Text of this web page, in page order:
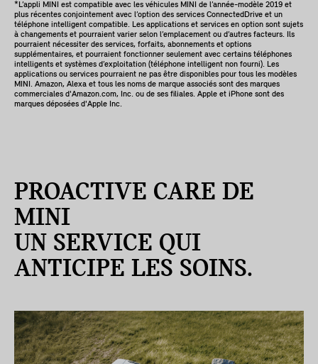
*L’appli MINI est compatible avec les véhicules MINI de l’année-modèle 2019 et
plus récentes conjointement avec l’option des services ConnectedDrive et un
téléphone intelligent compatible. Les applications et services en option sont sujets
à changements et pourraient varier selon l’emplacement ou d’autres facteurs. Ils
pourraient nécessiter des services, forfaits, abonnements et options
supplémentaires, et pourraient fonctionner seulement avec certains téléphones
intelligents et systèmes d’exploitation (téléphone intelligent non fourni). Les
applications ou services pourraient ne pas être disponibles pour tous les modèles
MINI. Amazon, Alexa et tous les noms de marque associés sont des marques
commerciales d'Amazon.com, Inc. ou de ses filiales. Apple et iPhone sont des
marques déposées d'Apple Inc.
PROACTIVE CARE DE
MINI
UN SERVICE QUI
ANTICIPE LES SOINS.